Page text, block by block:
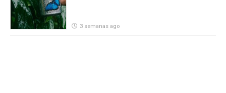
3 semanas ago